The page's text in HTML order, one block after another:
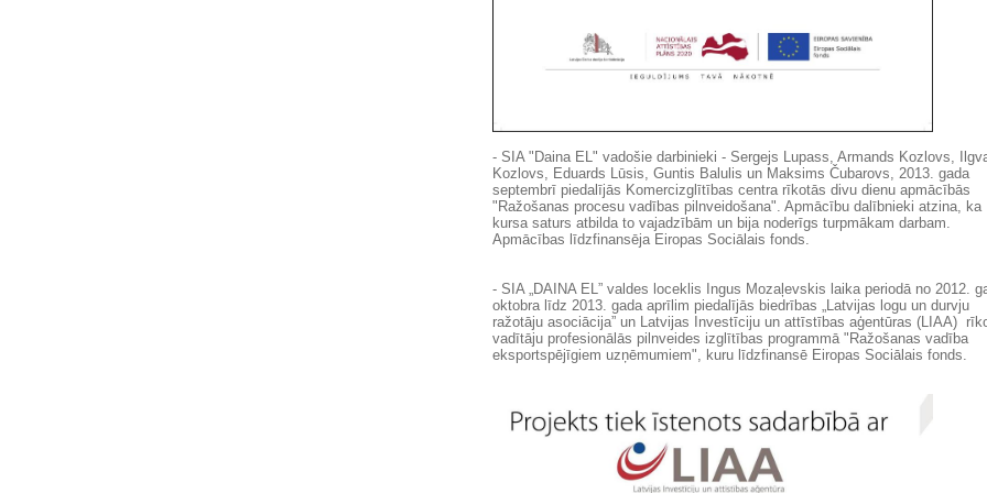
- SIA "Daina EL" vadošie darbinieki - Sergejs Lupass, Armands Kozlovs,
Kozlovs, Eduards Lūsis, Guntis Balulis un Maksims Čubarovs, 2013. gada
septembrī piedalījās Komercizglītības centra rīkotās divu dienu apmācībās
"Ražošanas procesu vadības pilnveidošana". Apmācību dalībnieki atzina, ka
kursa saturs atbilda to vajadzībām un bija noderīgs turpmākam darbam.
Apmācības līdzfinansēja Eiropas Sociālais fonds.
- SIA „DAINA EL” valdes loceklis Ingus Mozaļevskis laika periodā no 2012.
oktobra līdz 2013. gada aprīlim piedalījās biedrības „Latvijas logu un durvju
ražotāju asociācija” un Latvijas Investīciju un attīstības aģentūras (LIAA)
vadītāju profesionālās pilnveides izglītības programmā "Ražošanas vadība
eksportspējīgiem uzņēmumiem", kuru līdzfinansē Eiropas Sociālais fonds.